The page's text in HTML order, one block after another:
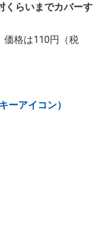
くらいまでカバーす
価格は110円（税
ーアイコン）